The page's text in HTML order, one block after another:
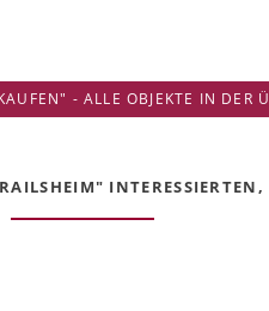
- ALLE OBJEKTE IN DER